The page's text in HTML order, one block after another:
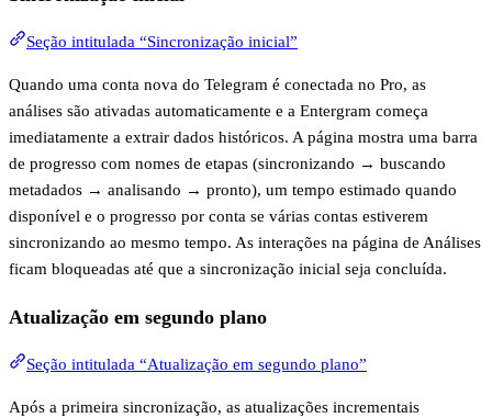
Seção intitulada “Sincronização inicial”
Quando uma conta nova do Telegram é conectada no Pro, as
análises são ativadas automaticamente e a Entergram começa
imediatamente a extrair dados históricos. A página mostra uma barra
de progresso com nomes de etapas (sincronizando → buscando
metadados → analisando → pronto), um tempo estimado quando
disponível e o progresso por conta se várias contas estiverem
sincronizando ao mesmo tempo. As interações na página de Análises
ficam bloqueadas até que a sincronização inicial seja concluída.
Atualização em segundo plano
Seção intitulada “Atualização em segundo plano”
Após a primeira sincronização, as atualizações incrementais